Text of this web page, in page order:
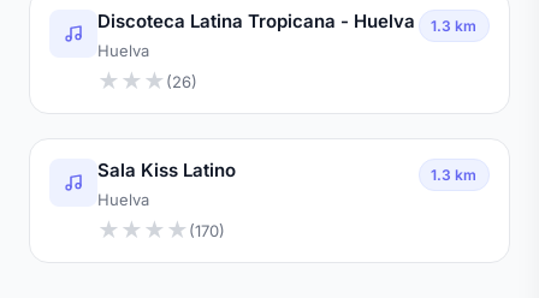
Discoteca Latina Tropicana - Huelva
Huelva
★ ★ ★ (26)
1.3 km
Sala Kiss Latino
Huelva
★ ★ ★ ★ (170)
1.3 km